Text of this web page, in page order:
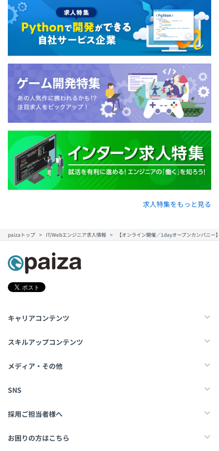
求人特集をもっと見る
paizaトップ IT/Webエンジニア求人情報 【オンライン開催／1dayオープンカンパニ
キャリアコンテンツ
転職・キャリア
スキルアップコンテンツ
学習
メディア・その他
Tech Team Journal
SNS
X
採用ご担当者様へ
採用・教育をお考えの企業様へ
お困りの方はこちら